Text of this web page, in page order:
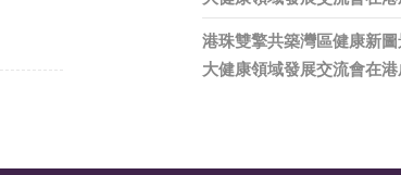
港珠雙擎共築灣區健康新
大健康領域發展交流會在